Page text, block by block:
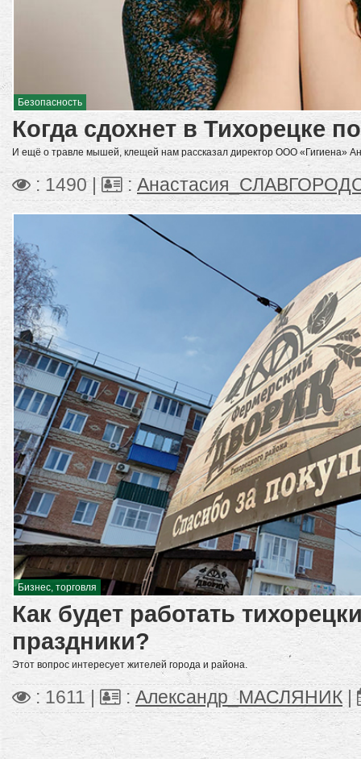
Безопасность
Когда сдохнет в Тихорецке
И ещё о травле мышей, клещей нам рассказал директор ООО «Гигиена»
: 1490 | :
Бизнес, торговля
Как будет работать
праздники?
Этот вопрос интересует жителей города и района.
: 1611 | : Александр_МАСЛЯНИК |